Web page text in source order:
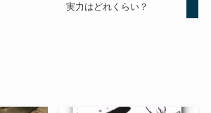
実力はどれくらい？